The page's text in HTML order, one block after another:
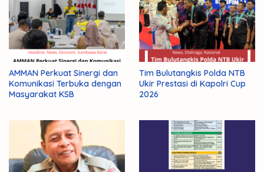
AMMAN Perkuat Sinergi dan
Komunikasi Terbuka dengan
Masyarakat KSB
Tim Bulutangkis Polda NTB
Ukir Prestasi di Kapolri Cup
2026